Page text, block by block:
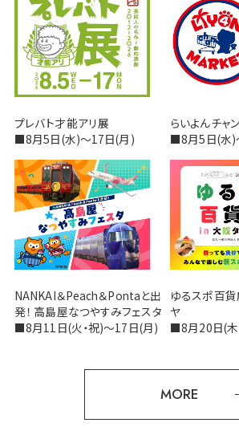
プレバト才能アリ展
■8月5日(水)～17日(月)
らいよんチャ
■8月5日(水)
NANKAI＆Peach＆Pontaと出
発！ 高島屋なつやすみフェスタ
■8月11日(火・祝)～17日(月)
ゆるスポ百
ヤ
■8月20日(
MORE